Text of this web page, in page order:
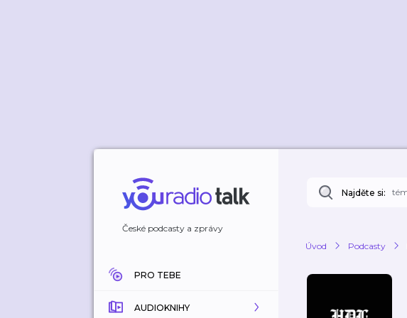
České podcasty a zprávy
PRO TEBE
AUDIOKNIHY
Najděte si:
Úvod Podcasty